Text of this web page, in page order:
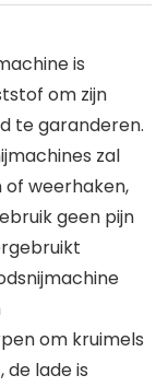
is
om zijn
te garanderen.
zal
weerhaken,
geen pijn
om kruimels
lade is